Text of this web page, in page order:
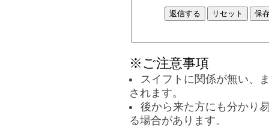
※ご注意事項
スイフトに関係が無い、
されます。
後から来た方にも分かり
る場合があります。